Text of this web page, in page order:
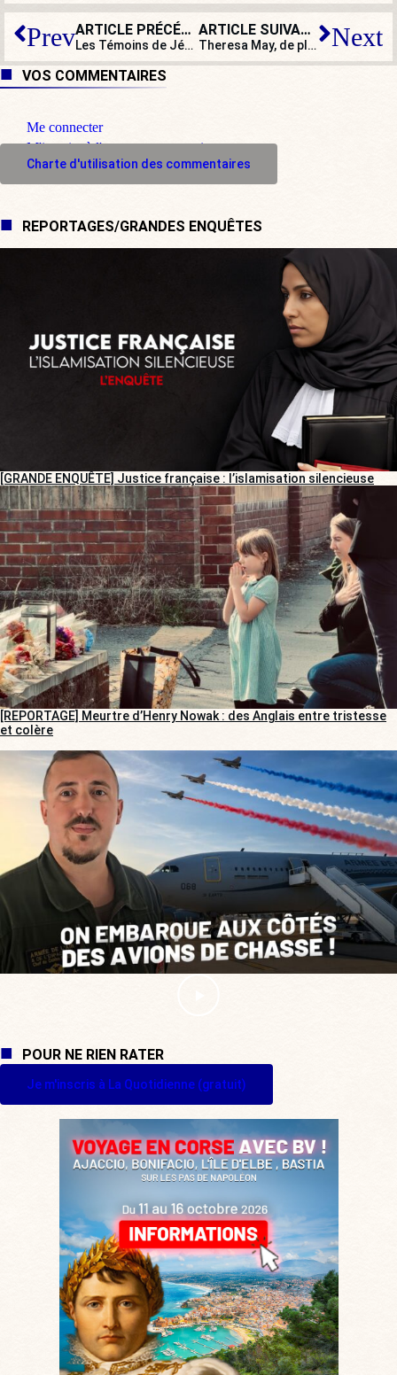
Prev ARTICLE PRÉCÉDENT
Les Témoins de Jéhovah interdits en Russie : un scandale, vraiment ?
ARTICLE SUIVANT
Theresa May, de plus en plus populaire Next
VOS COMMENTAIRES
Me connecter
M'inscrire à l'espace commentaire
Charte d'utilisation des commentaires
REPORTAGES/GRANDES ENQUÊTES
[GRANDE ENQUÊTE] Justice française : l’islamisation silencieuse
[REPORTAGE] Meurtre d’Henry Nowak : des Anglais entre tristesse
et colère
POUR NE RIEN RATER
Je m'inscris à La Quotidienne (gratuit)